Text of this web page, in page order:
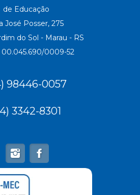
de Educação
José Posser, 275
do Sol - Marau - RS
00.045.690/0009-52
98446-0057
3342-8301